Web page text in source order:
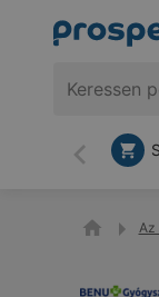
Vissza
Az